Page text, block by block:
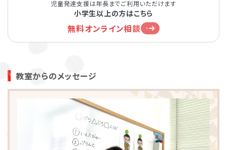
児童発達支援は年長までご利用いただけます
小学生以上の方はこちら
無料オンライン相談
教室からのメッセージ